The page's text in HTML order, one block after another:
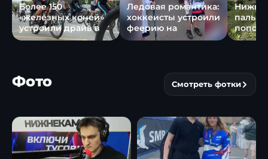
Более 150
«железных коней»
устроили драйв в
Ледовая романтика:
хоккеисты устроили
феерию на
Фото Смотреть фотки